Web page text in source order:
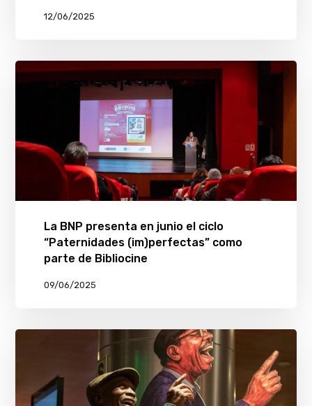
12/06/2025
La BNP presenta en junio el ciclo
“Paternidades (im)perfectas” como
parte de Bibliocine
09/06/2025